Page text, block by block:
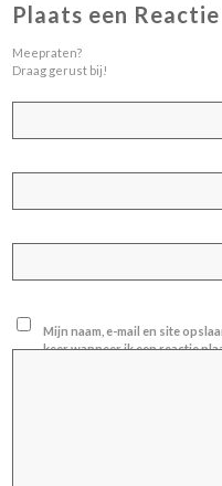
Plaats een Reactie
Meepraten?
Draag gerust bij!
Mijn naam, e-mail en site
keer wanneer ik een reactie